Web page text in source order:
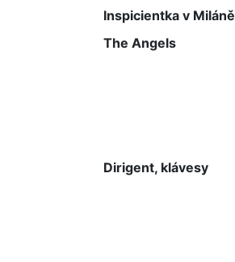
Inspicientka v Miláně
The Angels
Dirigent, klávesy